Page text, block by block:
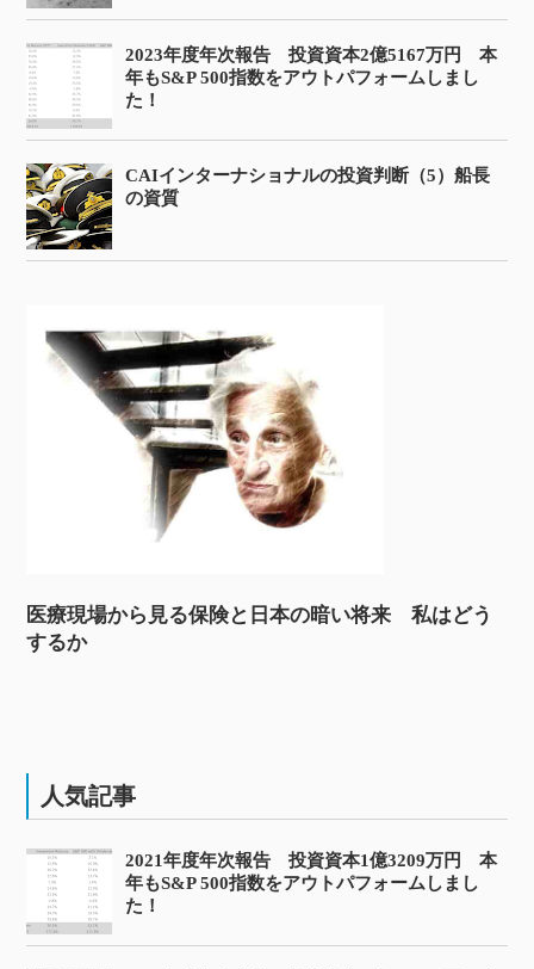
2023年度年次報告 投資資本2億5167万円 本
年もS&P 500指数をアウトパフォームしまし
た！
CAIインターナショナルの投資判断（5）船長
の資質
医療現場から見る保険と日本の暗い将来 私はどう
するか
人気記事
2021年度年次報告 投資資本1億3209万円 本
年もS&P 500指数をアウトパフォームしまし
た！